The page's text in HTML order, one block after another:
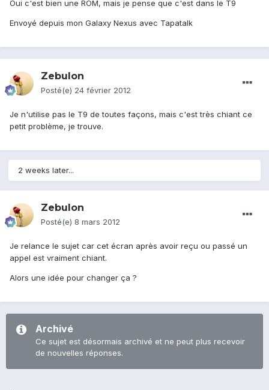
Oui c'est bien une ROM, mais je pense que c'est dans le T9
Envoyé depuis mon Galaxy Nexus avec Tapatalk
Zebulon
Posté(e) 24 février 2012
Je n'utilise pas le T9 de toutes façons, mais c'est très chiant ce
petit problème, je trouve.
2 weeks later...
Zebulon
Posté(e) 8 mars 2012
Je relance le sujet car cet écran après avoir reçu ou passé un
appel est vraiment chiant.
Alors une idée pour changer ça ?
Archivé
Ce sujet est désormais archivé et ne peut plus recevoir
de nouvelles réponses.